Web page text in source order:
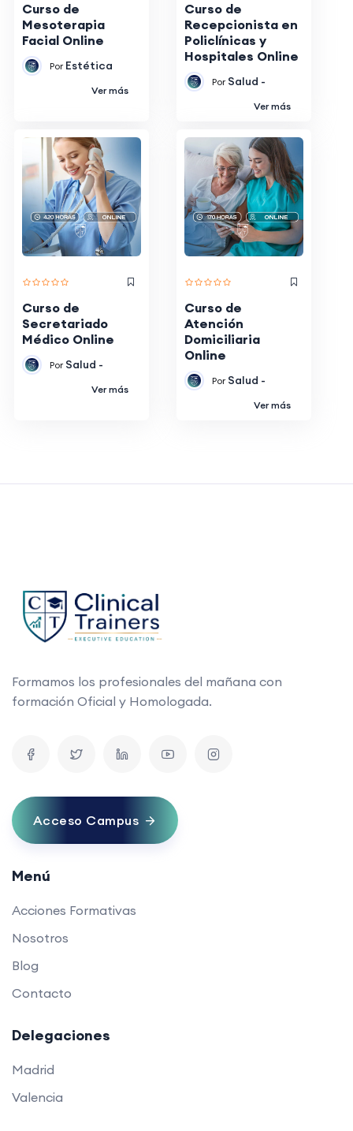
Curso de
Mesoterapia
Facial Online
Por Estética
Ver más
Curso de
Recepcionista en
Policlínicas y
Hospitales Online
Por Salud -
Ver más
Curso de
Secretariado
Médico Online
Por Salud -
Ver más
Curso de
Atención
Domiciliaria
Online
Por Salud -
Ver más
Formamos los profesionales del mañana con
formación Oficial y Homologada.
Acceso Campus
Menú
Acciones Formativas
Nosotros
Blog
Contacto
Delegaciones
Madrid
Valencia